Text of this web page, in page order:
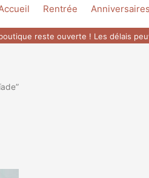
Rentrée Anniversaires
reste ouverte ! Les délais